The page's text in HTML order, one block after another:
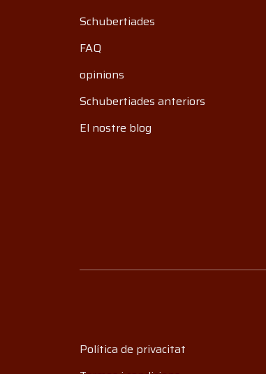
Schubertiades
FAQ
opinions
Schubertiades anteriors
El nostre blog
Política de privacitat